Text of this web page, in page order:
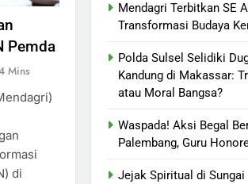
Pemda
Mins
di
Mendagri Terbitkan SE
Transformasi Budaya
Polda Sulsel Selidiki
Kandung di Makassar:
atau Moral Bangsa?
Waspada! Aksi Begal
Palembang, Guru
Jejak Spiritual di